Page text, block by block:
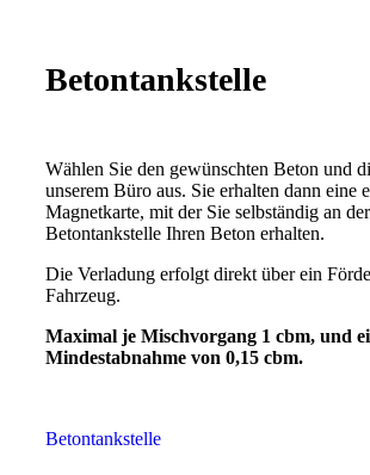
Betontankstelle
Wählen Sie den gewünschten Beton und
unserem Büro aus. Sie erhalten dann eine
Magnetkarte, mit der Sie selbständig an der
Betontankstelle Ihren Beton erhalten.
Die Verladung erfolgt direkt über ein
Fahrzeug.
Maximal je Mischvorgang 1 cbm, und
Mindestabnahme von 0,15 cbm.
Betontankstelle